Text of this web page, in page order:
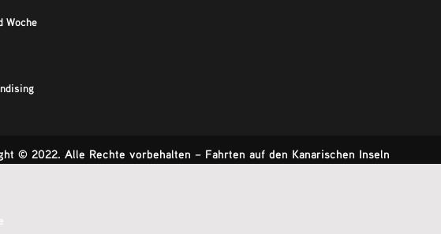
Woche
© 2022. Alle Rechte vorbehalten – Fahrten auf den Kanarischen Inseln